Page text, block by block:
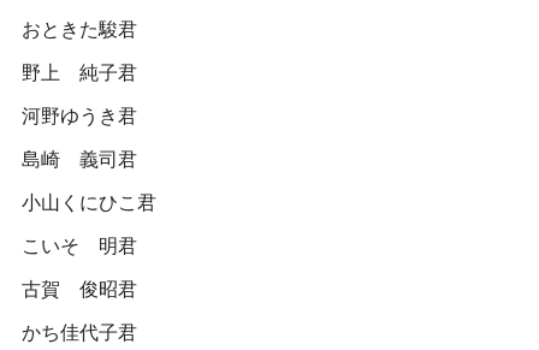
おときた駿君
野上 純子君
河野ゆうき君
島崎 義司君
小山くにひこ君
こいそ 明君
古賀 俊昭君
かち佳代子君